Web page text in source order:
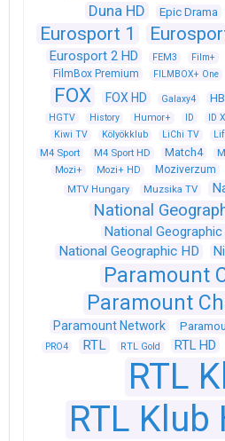
Duna HD
Epic Drama
Eurosport 1
Eurosport 2 HD
FEM3 Film+
FilmBox Premium FILMBOX+ One
FOX FOX HD Galaxy4
HGTV History Humor+ ID ID
Kiwi TV
Kölyökklub LiChi TV
M4 Sport M4 Sport HD Match4
Mozi+ Mozi+ HD Moziverzum
MTV Hungary
Muzsika TV
National
National Geographic
National Geographic HD
Paramount
Paramount
Paramount Network
PRO4 RTL RTL Gold RTL HD
RTL
RTL Klub